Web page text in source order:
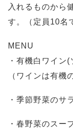
入れるものから
す。（定員10名
MENU
・有機白ワイン
（ワインは有機
・季節野菜のサ
・春野菜のスー